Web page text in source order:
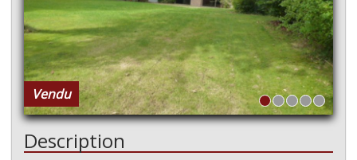
Vendu
Description